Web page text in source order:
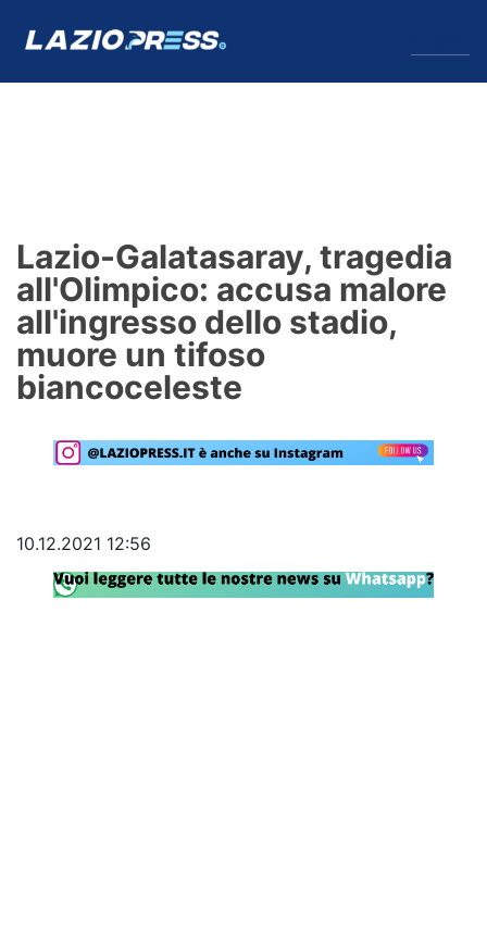
Formello
Infortuni
Primavera
Lazio Women
Social
Lazio-Galatasaray, tragedia
all'Olimpico: accusa malore
all'ingresso dello stadio,
muore un tifoso
biancoceleste
10.12.2021 12:56